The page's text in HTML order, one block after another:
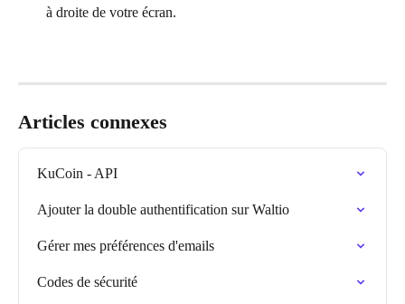
à droite de votre écran.
Articles connexes
KuCoin - API
Ajouter la double authentification sur Waltio
Gérer mes préférences d'emails
Codes de sécurité